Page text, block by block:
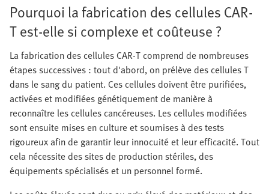
Pourquoi la fabrication des cellules CAR-
T est-elle si complexe et coûteuse ?
La fabrication des cellules CAR-T comprend de nombreuses
étapes successives : tout d'abord, on prélève des cellules T
dans le sang du patient. Ces cellules doivent être purifiées,
activées et modifiées génétiquement de manière à
reconnaître les cellules cancéreuses. Les cellules modifiées
sont ensuite mises en culture et soumises à des tests
rigoureux afin de garantir leur innocuité et leur efficacité. Tout
cela nécessite des sites de production stériles, des
équipements spécialisés et un personnel formé.